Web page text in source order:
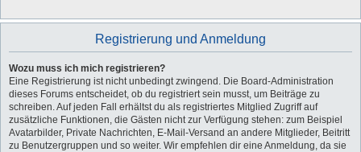
Registrierung und Anmeldung
Wozu muss ich mich registrieren?
Eine Registrierung ist nicht unbedingt zwingend. Die Board-Administration
dieses Forums entscheidet, ob du registriert sein musst, um Beiträge zu
schreiben. Auf jeden Fall erhältst du als registriertes Mitglied Zugriff auf
zusätzliche Funktionen, die Gästen nicht zur Verfügung stehen: zum Beispiel
Avatarbilder, Private Nachrichten, E-Mail-Versand an andere Mitglieder, Beitritt
zu Benutzergruppen und so weiter. Wir empfehlen dir eine Anmeldung, da sie